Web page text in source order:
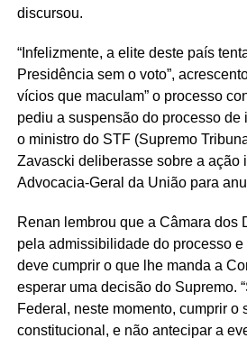
discursou.
“Infelizmente, a elite deste país
Presidência sem o voto”,
vícios que maculam” o processo
pediu a suspensão do processo de
o ministro do STF (Supremo
Zavascki deliberasse sobre a ação
Advocacia-Geral da União para
Renan lembrou que a Câmara dos
pela admissibilidade do processo
deve cumprir o que lhe manda a
esperar uma decisão do Supremo.
Federal, neste momento, cumprir o
constitucional, e não antecipar a